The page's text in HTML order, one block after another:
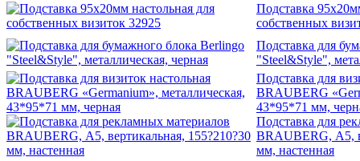
Подставка
собственных
Подставка для
"Steel&Style",
Подставка для
BRAUBERG
43*95*71 мм,
Подставка для
BRAUBERG, А5,
мм, настенная